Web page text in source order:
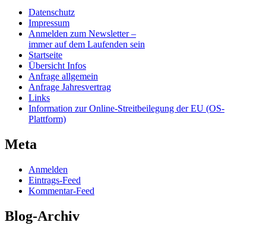
Datenschutz
Impressum
Anmelden zum Newsletter –
immer auf dem Laufenden sein
Startseite
Übersicht Infos
Anfrage allgemein
Anfrage Jahresvertrag
Links
Information zur Online-Streitbeilegung der EU (OS-
Plattform)
Meta
Anmelden
Eintrags-Feed
Kommentar-Feed
Blog-Archiv